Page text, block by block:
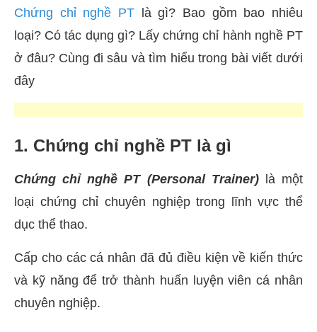
Chứng chỉ nghề PT là gì? Bao gồm bao nhiêu
loại? Có tác dụng gì? Lấy chứng chỉ hành nghề PT
ở đâu? Cùng đi sâu và tìm hiểu trong bài viết dưới
đây
1. Chứng chỉ nghề PT là gì
Chứng chỉ nghề PT (Personal Trainer)là một
loại chứng chỉ chuyên nghiệp trong lĩnh vực thể
dục thể thao.
Cấp cho các cá nhân đã đủ điều kiện về kiến thức
và kỹ năng để trở thành huấn luyện viên cá nhân
chuyên nghiệp.